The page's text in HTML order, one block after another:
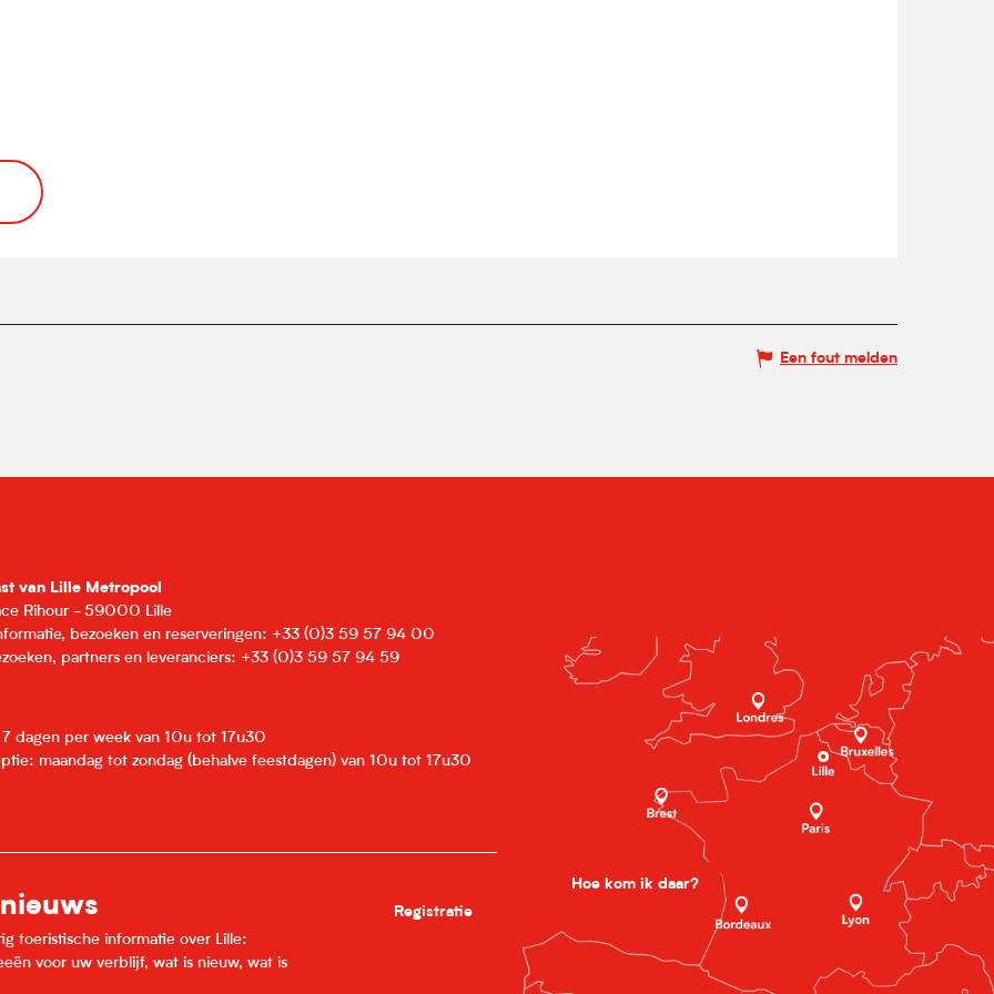
Een fout melden
van Lille Metropool
Rihour - 59000 Lille
bezoeken en reserveringen: +33 (0)3 59 57 94 00
partners en leveranciers: +33 (0)3 59 57 94 59
dagen per week van 10u tot 17u30
maandag tot zondag (behalve feestdagen) van 10u tot 17u30
toeristische informatie over Lille:
voor uw verblijf, wat is nieuw, wat is
Registratie
Hoe kom ik daar?